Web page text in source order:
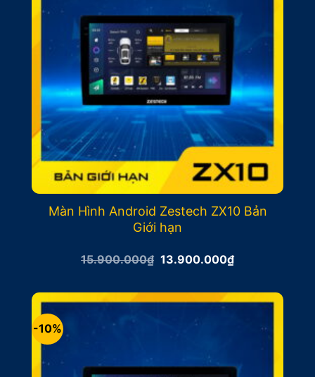
Màn Hình Android Zestech ZX10 Bản
Giới hạn
15.900.000₫ Giá
15.900.000₫.
13.900.000₫Giá
hiện
là:
13.900.000₫.
-10%